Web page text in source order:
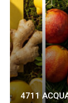
4711